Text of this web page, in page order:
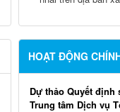
HOẠT ĐỘNG
Dự thảo Quyết
Trung tâm Dịch vụ